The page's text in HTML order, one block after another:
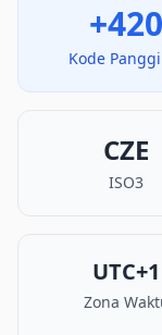
+420
Kode
CZE
ISO3
UTC+1
Zona